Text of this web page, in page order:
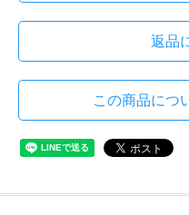
返品
この商品につ